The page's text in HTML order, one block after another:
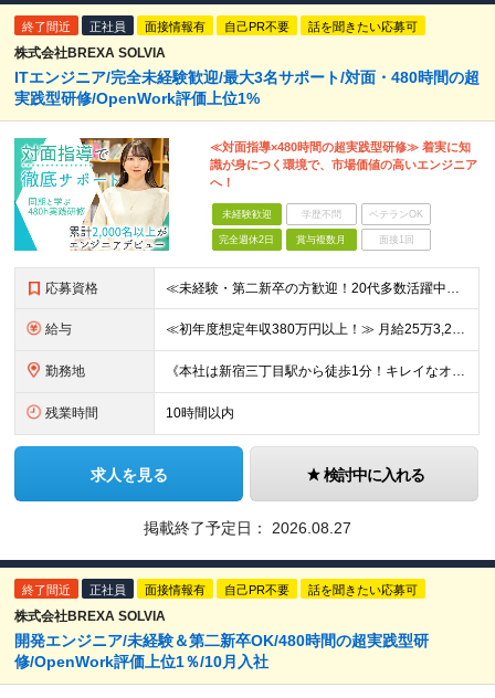
終了間近 正社員 面接情報有 自己PR不要 話を聞きたい応募可
株式会社BREXA SOLVIA
ITエンジニア/完全未経験歓迎/最大3名サポート/対面・480時間の超
実践型研修/OpenWork評価上位1%
≪対面指導×480時間の超実践型研修≫ 着実に知
識が身につく環境で、市場価値の高いエンジニア
へ！
未経験歓迎 学歴不問 ベテランOK
完全週休2日 賞与複数月 面接1回
応募資格 ≪未経験・第二新卒の方歓迎！20代多数活躍中！≫ ◆年齢30歳まで（若年層の長期キャリア形成のため） ◆大卒以上（4年制） ＜採用にあたって＞ 私たちは経験や知識よりも、「エンジニアになりたい」とい
給与 ≪初年度想定年収380万円以上！≫ 月給25万3,220円～＋賞与年2回 ※上記金額には月20時間分(3万4,220円～)の見込み残業代を含み、超過した分は別途全額支給します。 ※経験やスキルを考慮
勤務地 《本社は新宿三丁目駅から徒歩1分！キレイなオフィスです！》 【本社】 東京都新宿区新宿4-3-25 TOKYU REIT新宿ビル8F 【ラーニングセンター】 東京都渋谷区千駄ヶ谷5-32-10 南新
残業時間 10時間以内
求人を見る 検討中に入れる
掲載終了予定日： 2026.08.27
終了間近 正社員 面接情報有 自己PR不要 話を聞きたい応募可
株式会社BREXA SOLVIA
開発エンジニア/未経験＆第二新卒OK/480時間の超実践型研
修/OpenWork評価上位1％/10月入社